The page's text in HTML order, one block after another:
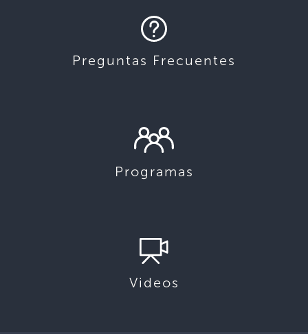
Preguntas Frecuentes
Programas
Videos